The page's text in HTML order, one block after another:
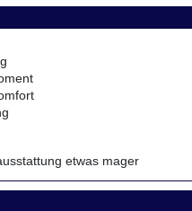
etwas mager